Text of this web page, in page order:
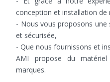
conception et installation de
- Nous vous proposons
et sécurisée,
- Que nous fournissons et
AMI propose du
marques.